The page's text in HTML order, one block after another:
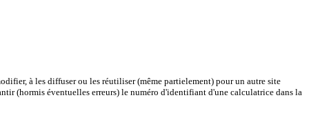
à les diffuser ou les réutiliser (même partielement) pour un autre site
(hormis éventuelles erreurs) le numéro d'identifiant d'une calculatrice dans la